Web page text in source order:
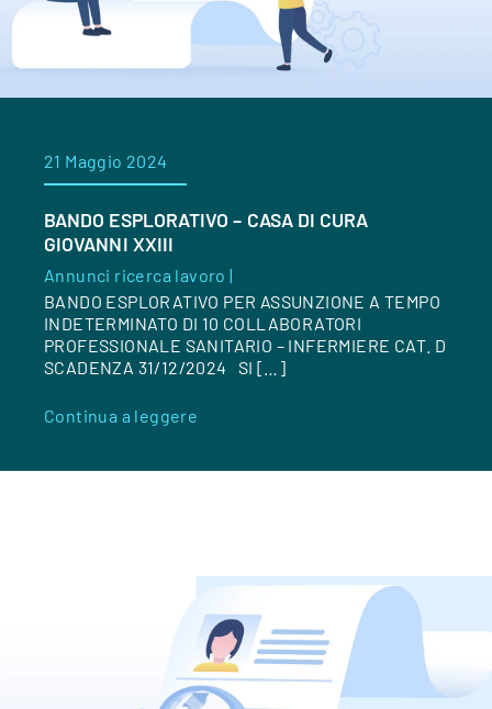
21 Maggio 2024
BANDO ESPLORATIVO – CASA DI CURA
GIOVANNI XXIII
Annunci ricerca lavoro |
BANDO ESPLORATIVO PER ASSUNZIONE A TEMPO
INDETERMINATO DI 10 COLLABORATORI
PROFESSIONALE SANITARIO – INFERMIERE CAT. D
SCADENZA 31/12/2024 SI […]
Continua a leggere